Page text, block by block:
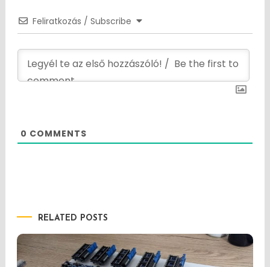
Feliratkozás / Subscribe
0 COMMENTS
RELATED POSTS